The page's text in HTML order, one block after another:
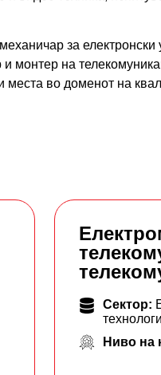
за
монтер на
места во доменот на
Сектор:
Ниво на